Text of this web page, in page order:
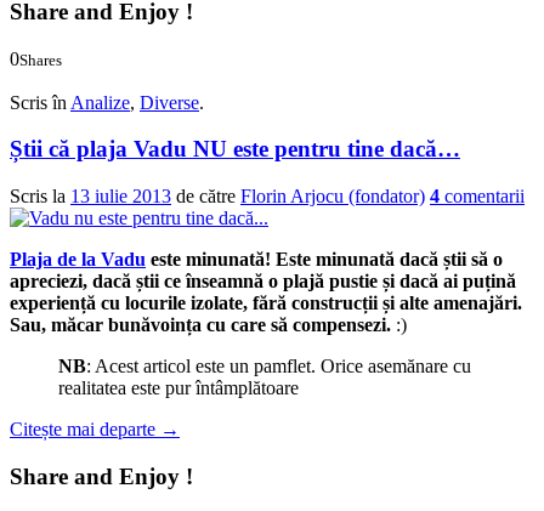
Share and Enjoy !
0Shares
Scris în Analize, Diverse.
Știi că plaja Vadu NU este pentru tine dacă…
Scris la 13 iulie 2013 de către Florin Arjocu (fondator) 4 comentarii
Plaja de la Vadu este minunată! Este minunată dacă știi să o
apreciezi, dacă știi ce înseamnă o plajă pustie și dacă ai puțină
experiență cu locurile izolate, fără construcții și alte amenajări.
Sau, măcar bunăvoința cu care să compensezi. :)
NB: Acest articol este un pamflet. Orice asemănare cu
realitatea este pur întâmplătoare
Citește mai departe →
Share and Enjoy !